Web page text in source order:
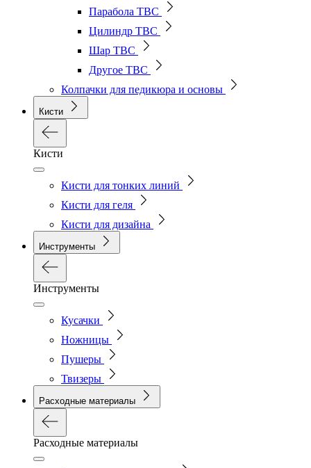
Парабола ТВС
Цилиндр ТВС
Шар ТВС
Другое ТВС
Колпачки для педикюра и основы
Кисти
Кисти
Кисти для тонких линий
Кисти для геля
Кисти для дизайна
Инструменты
Инструменты
Кусачки
Ножницы
Пушеры
Твизеры
Расходные материалы
Расходные материалы